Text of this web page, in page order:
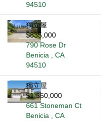
94510
獨立屋
$835,000
790 Rose Dr
Benicia , CA
94510
獨立屋
$1,350,000
661 Stoneman Ct
Benicia , CA